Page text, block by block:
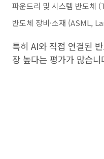
파운드리 및 시스템 반도체
반도체 장비·소재 (ASML,
특히 AI와 직접 연결된
장 높다는 평가가 많습니